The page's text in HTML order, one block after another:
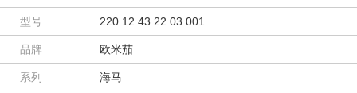
型号 220.12.43.22.03.001
品牌 欧米茄
系列 海马